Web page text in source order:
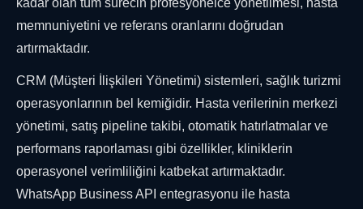
kadar olan tüm sürecin profesyonelce yönetilmesi, hasta
memnuniyetini ve referans oranlarını doğrudan
artırmaktadır.
CRM (Müşteri İlişkileri Yönetimi) sistemleri, sağlık turizmi
operasyonlarının bel kemiğidir. Hasta verilerinin merkezi
yönetimi, satış pipeline takibi, otomatik hatırlatmalar ve
performans raporlaması gibi özellikler, kliniklerin
operasyonel verimliliğini katbekat artırmaktadır.
WhatsApp Business API entegrasyonu ile hasta